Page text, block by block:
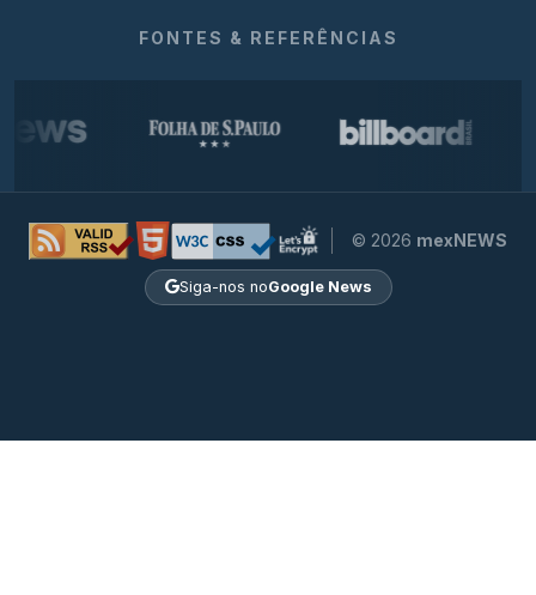
FONTES & REFERÊNCIAS
© 2026 mexNEWS
Siga-nos noGoogle News